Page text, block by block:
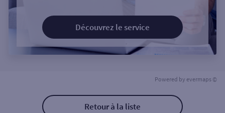
Découvrez le service
Powered by evermaps ©
Retour à la liste